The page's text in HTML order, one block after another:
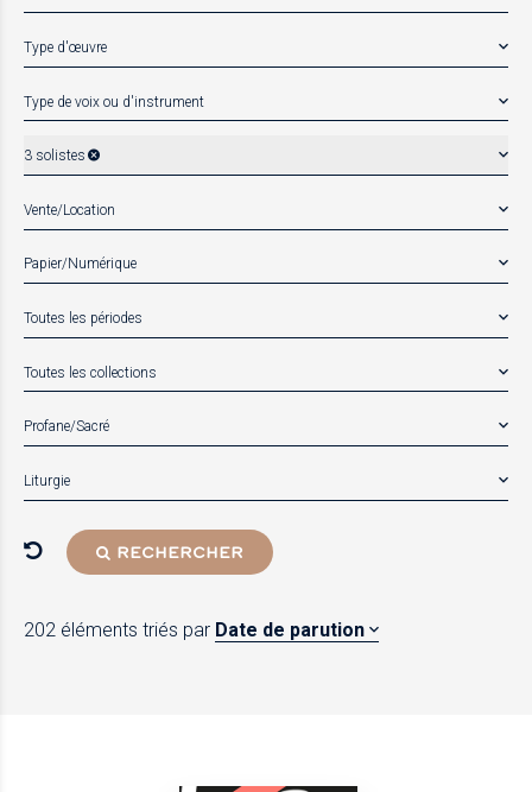
Type d'œuvre
Type de voix ou d'instrument
3 solistes
Vente/Location
Papier/Numérique
Toutes les périodes
Toutes les collections
Profane/Sacré
Liturgie
RECHERCHER
202 éléments triés par Date de parution